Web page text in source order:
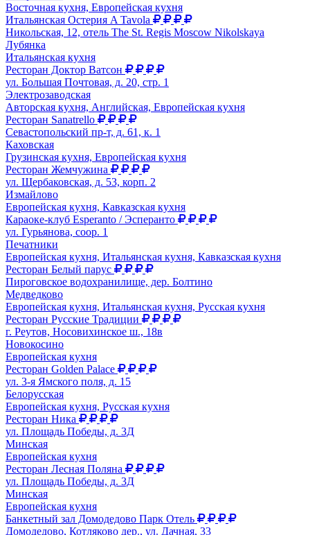
Восточная кухня, Европейская кухня
Итальянская Остерия A Tavola
Никольская, 12, отель The St. Regis Moscow Nikolskaya
Лубянка
Итальянская кухня
Ресторан Доктор Ватсон
ул. Большая Почтовая, д. 20, стр. 1
Электрозаводская
Авторская кухня, Английская, Европейская кухня
Ресторан Sanatrello
Севастопольский пр-т, д. 61, к. 1
Каховская
Грузинская кухня, Европейская кухня
Ресторан Жемчужина
ул. Щербаковская, д. 53, корп. 2
Измайлово
Европейская кухня, Кавказская кухня
Караоке-клуб Esperanto / Эсперанто
ул. Гурьянова, соор. 1
Печатники
Европейская кухня, Итальянская кухня, Кавказская кухня
Ресторан Белый парус
Пироговское водохранилище, дер. Болтино
Медведково
Европейская кухня, Итальянская кухня, Русская кухня
Ресторан Русские Традиции
г. Реутов, Носовихинское ш., 18в
Новокосино
Европейская кухня
Ресторан Golden Palace
ул. 3-я Ямского поля, д. 15
Белорусская
Европейская кухня, Русская кухня
Ресторан Ника
ул. Площадь Победы, д. 3Д
Минская
Европейская кухня
Ресторан Лесная Поляна
ул. Площадь Победы, д. 3Д
Минская
Европейская кухня
Банкетный зал Домодедово Парк Отель
Домодедово, Котляково дер., ул. Дачная, 33